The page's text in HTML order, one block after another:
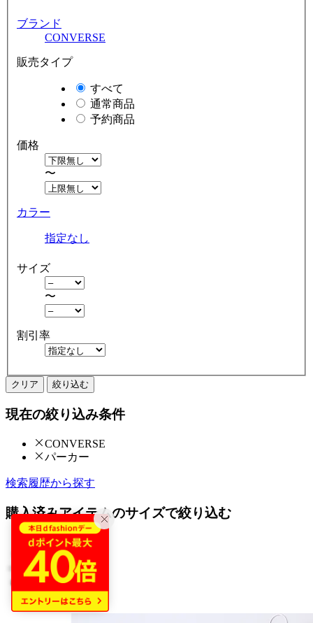
ブランド
CONVERSE
販売タイプ
すべて
通常商品
予約商品
価格
〜
カラー
指定なし
サイズ
〜
割引率
クリア 絞り込む
現在の絞り込み条件
CONVERSE
パーカー
検索履歴から探す
購入済みアイテムのサイズで絞り込む